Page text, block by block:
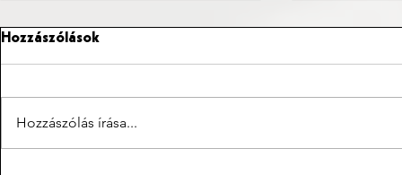
Hozzászólások
Hozzászólás írása...